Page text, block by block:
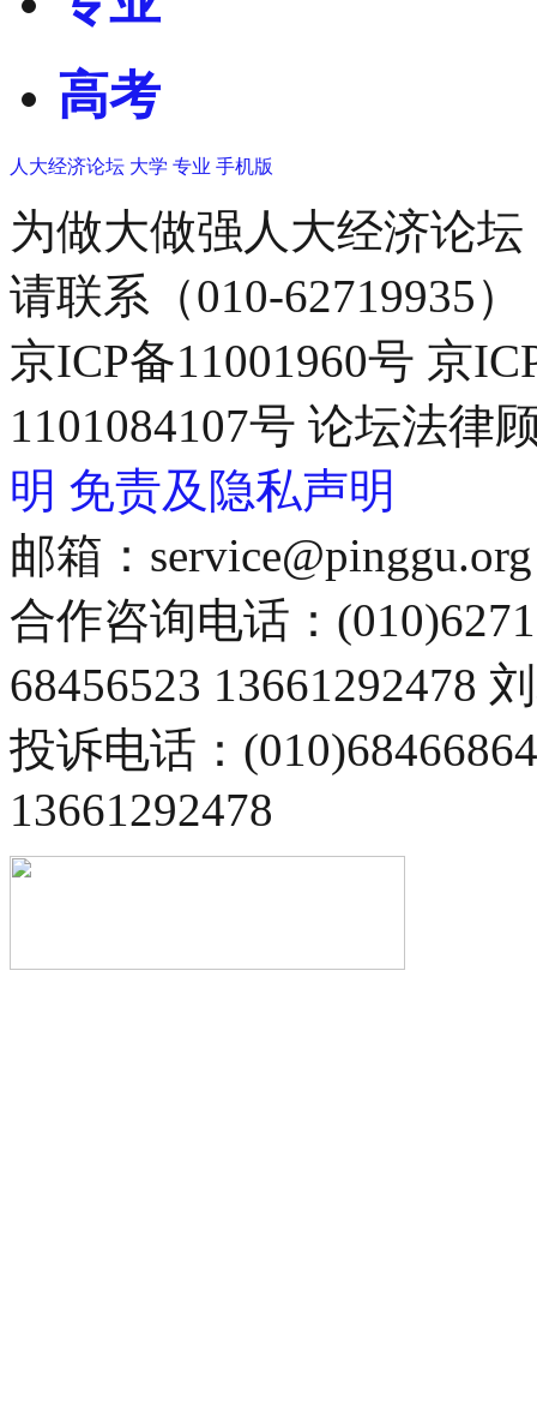
高考
人大经济论坛 大学 专业 手机版
为做大做强人大经济论
请联系（010-62719935）
京ICP备11001960号 京
1101084107号 论坛法律
明 免责及隐私声明
邮箱：service@pinggu.org
合作咨询电话：
68456523 13661292478
投诉电话：
13661292478